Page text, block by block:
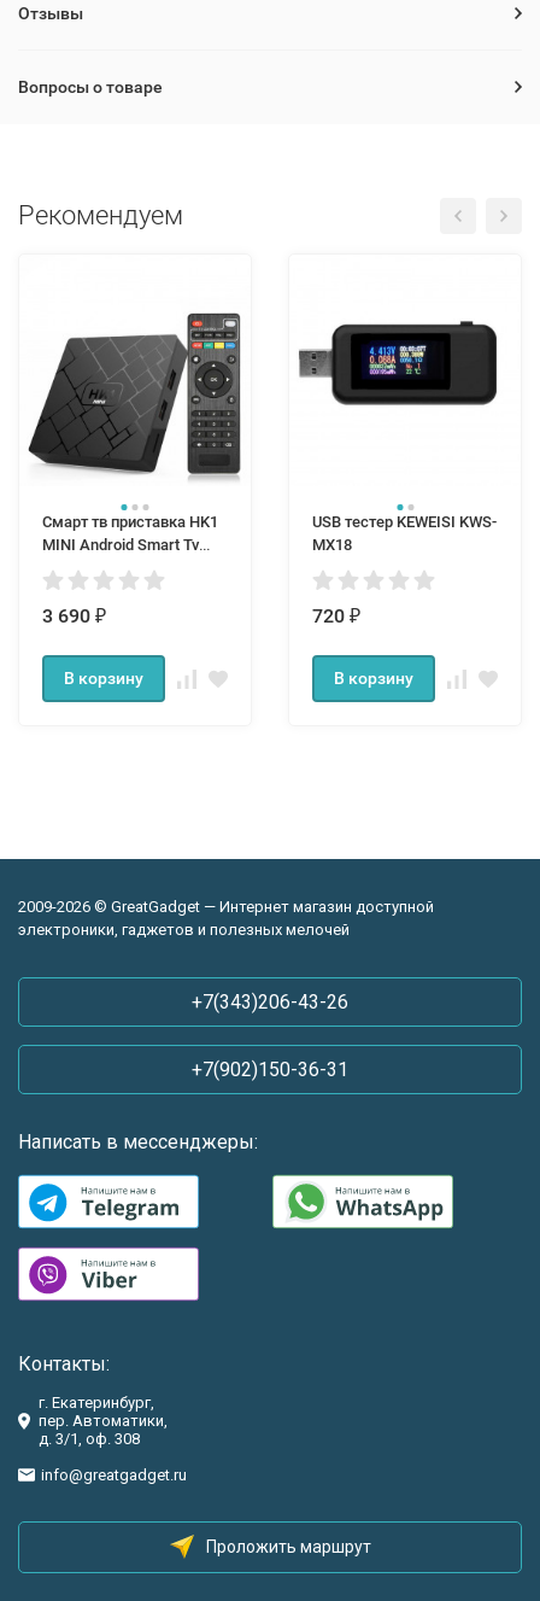
Отзывы
Вопросы о товаре
Рекомендуем
Смарт тв приставка HK1
MINI Android Smart Tv
Box 2/16
3 690 ₽
В корзину
USB тестер KEWEISI KWS-
MX18
720 ₽
В корзину
2009-2026 © GreatGadget — Интернет магазин доступной
электроники, гаджетов и полезных мелочей
+7(343)206-43-26
+7(902)150-36-31
Написать в мессенджеры:
Контакты:
г. Екатеринбург,
пер. Автоматики,
д. 3/1, оф. 308
info@greatgadget.ru
Проложить маршрут